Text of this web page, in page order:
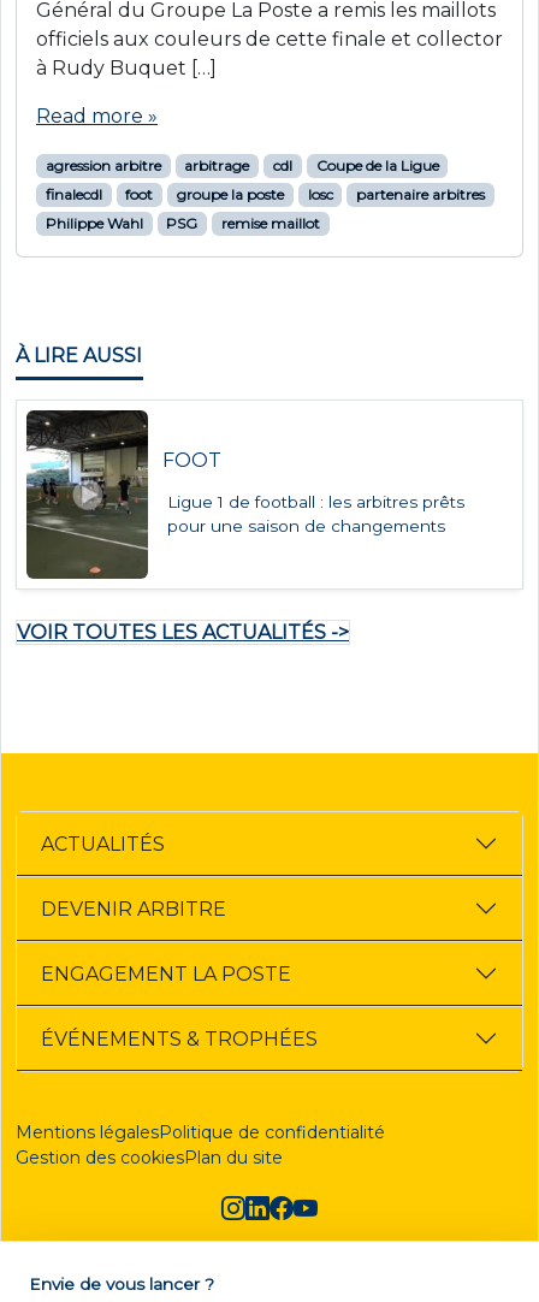
Général du Groupe La Poste a remis les maillots
officiels aux couleurs de cette finale et collector
à Rudy Buquet […]
Read more »
agression arbitre arbitrage cdl
Coupe de la Ligue
finalecdl
foot groupe la poste losc
partenaire arbitres
Philippe Wahl
PSG remise maillot
À LIRE AUSSI
FOOT
Ligue 1 de football : les arbitres prêts
pour une saison de changements
VOIR TOUTES LES ACTUALITÉS ->
ACTUALITÉS
DEVENIR ARBITRE
ENGAGEMENT LA POSTE
ÉVÉNEMENTS & TROPHÉES
Mentions légalesPolitique de confidentialité
Gestion des cookiesPlan du site
Envie de vous lancer ?